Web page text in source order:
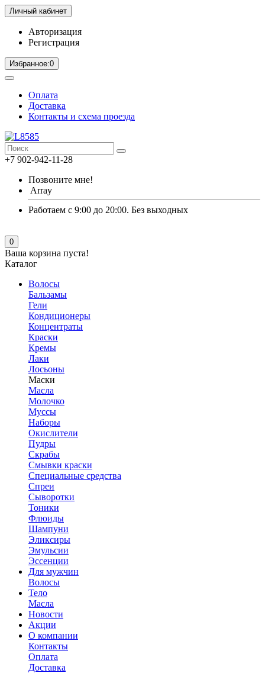
Личный кабинет
Авторизация
Регистрация
Избранное:0
Оплата
Доставка
Контакты и схема проезда
+7 902-942-11-28
Позвоните мне!
Array
Работаем с 9:00 до 20:00. Без выходных
0
Ваша корзина пуста!
Каталог
Волосы
Бальзамы
Гели
Кондиционеры
Концентраты
Краски
Кремы
Лаки
Лосьоны
Маски
Масла
Молочко
Муссы
Наборы
Окислители
Пудры
Скрабы
Смывки краски
Специальные средства
Спреи
Сыворотки
Тоники
Флюиды
Шампуни
Эликсиры
Эмульсии
Эссенции
Для мужчин
Волосы
Тело
Масла
Новости
Акции
О компании
Контакты
Оплата
Доставка